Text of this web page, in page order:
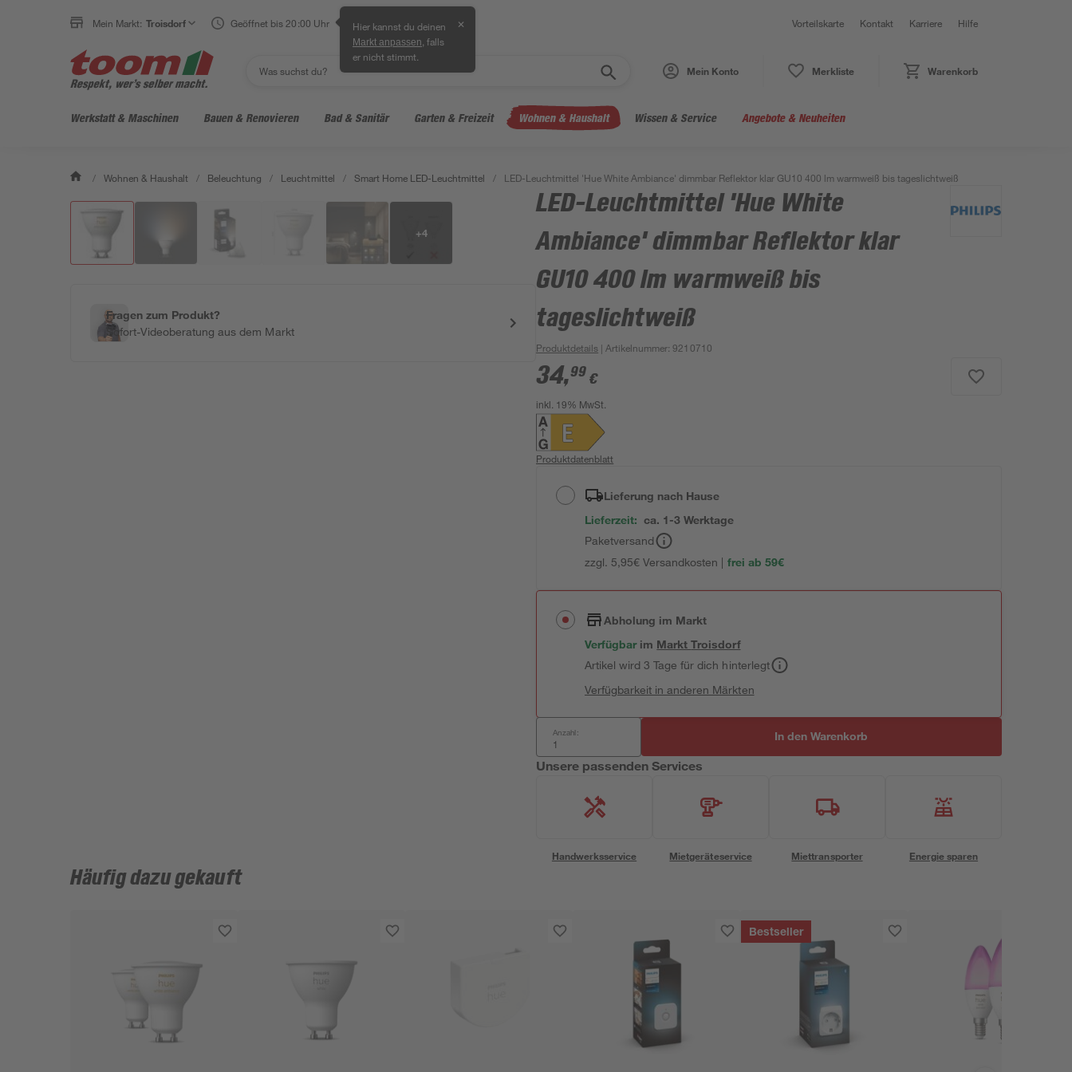
Mein Markt: Troisdorf Geöffnet bis 20:00 Uhr Hier kannst du deinen
Markt anpassen , falls
er nicht stimmt.
✕ Vorteilskarte Kontakt Karriere Hilfe
Mein Konto Merkliste Warenkorb
Werkstatt & Maschinen Bauen & Renovieren Bad & Sanitär Garten & Freizeit Wohnen & Haushalt Wissen & Service Angebote & Neuheiten
/ Wohnen & Haushalt / Beleuchtung / Leuchtmittel / Smart Home LED-Leuchtmittel / LED-Leuchtmittel 'Hue White Ambiance' dimmbar Reflektor klar GU10 400 lm warmweiß bis tageslichtweiß
+4
Fragen zum Produkt?
Sofort-Videoberatung aus dem Markt
LED-Leuchtmittel 'Hue White
Ambiance' dimmbar Reflektor klar
GU10 400 lm warmweiß bis
tageslichtweiß
Produktdetails | Artikelnummer:9210710
34,99 €
inkl. 19% MwSt.
Produktdatenblatt
Lieferung nach Hause
Lieferzeit: ca. 1-3 Werktage
Paketversand
zzgl. 5,95€ Versandkosten | frei ab 59€
Abholung im Markt
Verfügbar im MarktTroisdorf
Artikel wird 3 Tage für dich hinterlegt
Verfügbarkeit in anderen Märkten
Anzahl: In den Warenkorb
Unsere passenden Services
Handwerksservice Mietgeräteservice Miettransporter Energie sparen
Häufig dazu gekauft
Bestseller